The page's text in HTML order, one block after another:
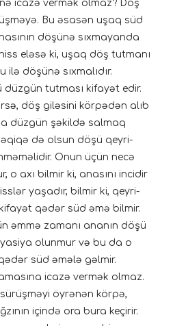
icazə vermək olmaz? Döş
Bu əsasən uşaq süd
döşünə sıxmayanda
eləsə ki, uşaq döş tutmanı
ilə döşünə sıxmalıdır.
düzgün tutması kifayət edir.
döş giləsini körpədən alıb
düzgün şəkildə salmaq
də olsun döşü qeyri-
Onun üçün necə
o axı bilmir ki, anasını incidir
yaşadır, bilmir ki, qeyri-
qədər süd əmə bilmir.
əmmə zamanı ananın döşü
olunmur və bu da o
süd əmələ gəlmir.
icazə vermək olmaz.
öyrənən körpə,
içində ora bura keçirir.